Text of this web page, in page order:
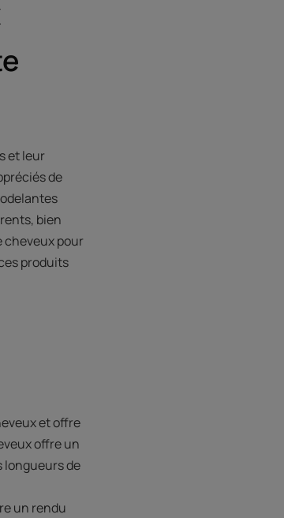
et leur
de
bien
cheveux pour
produits
et offre
offre un
longueurs de
un rendu